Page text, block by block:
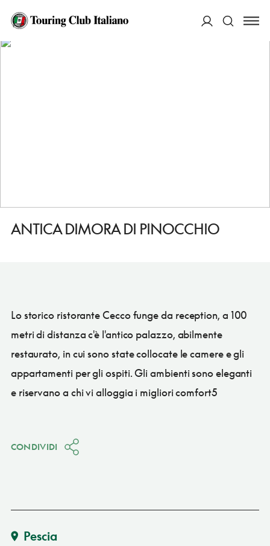
HOME
ANTICA DIMORA DI PINOCCHIO
ANTICA DIMORA DI PINOCCHIO
Lo storico ristorante Cecco funge da reception, a 100
metri di distanza c'è l'antico palazzo, abilmente
restaurato, in cui sono state collocate le camere e gli
appartamenti per gli ospiti. Gli ambienti sono eleganti
e riservano a chi vi alloggia i migliori comfort5
CONDIVIDI
Pescia